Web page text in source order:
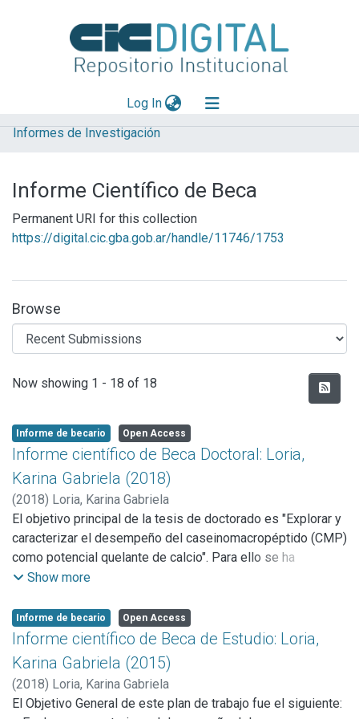
Log In(current)
Explorar
Aportar material
Statistics
Informes de Investigación
Informe Científico de Beca
Permanent URI for this collection
https://digital.cic.gba.gob.ar/handle/11746/1753
Browse
Recent Submissions
Now showing 1 - 18 of 18
Informe de becario Open Access
Informe científico de Beca Doctoral: Loria,
Karina Gabriela (2018)
(2018) Loria, Karina Gabriela
El objetivo principal de la tesis de doctorado es "Explorar y
caracterizar el desempeño del caseinomacropéptido (CMP)
como potencial quelante de calcio". Para ello se ha
trabajado en la puesta a punto de diferentes técnicas
ligar calcio y en la cantidad en que puede hacerlo. Estas
técnicas incluyen precipitación del complejo CMP/Ca con
etanol, solubilidad del complejo CMP/Ca con buffer
fosfato, la solubilidad del calcio mediante diálisis, la
determinación de calcio libre y ligado a través de un
electrodo de calcio. También se trabajó en modificaciones
Show more
Informe de becario Open Access
Informe científico de Beca de Estudio: Loria,
Karina Gabriela (2015)
(2018) Loria, Karina Gabriela
El Objetivo General de este plan de trabajo fue el siguiente: